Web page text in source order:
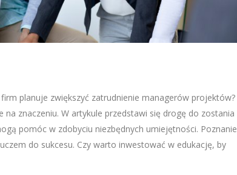
planuje zwiększyć zatrudnienie managerów projektów?
znaczeniu. W artykule przedstawi się drogę do zostania
pomóc w zdobyciu niezbędnych umiejętności. Poznanie
do sukcesu. Czy warto inwestować w edukację, by